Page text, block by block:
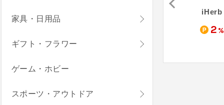
iHerb
2 %
家具・日用品
ギフト・フラワー
ゲーム・ホビー
スポーツ・アウトドア